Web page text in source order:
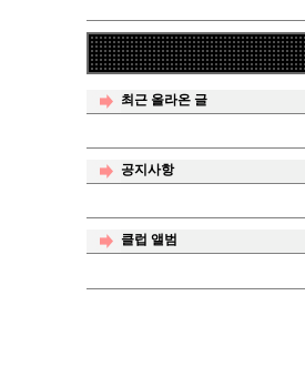
최근 올라온 글
공지사항
클럽 앨범